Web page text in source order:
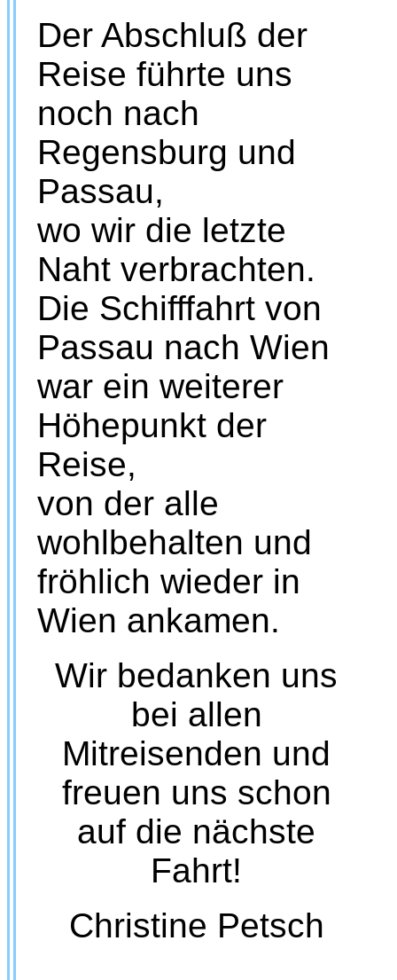
Der Abschluß der
Reise führte uns
noch nach
Regensburg und
Passau,
wo wir die letzte
Naht verbrachten.
Die Schifffahrt von
Passau nach Wien
war ein weiterer
Höhepunkt der
Reise,
von der alle
wohlbehalten und
fröhlich wieder in
Wien ankamen.
Wir bedanken uns
bei allen
Mitreisenden und
freuen uns schon
auf die nächste
Fahrt!
Christine Petsch